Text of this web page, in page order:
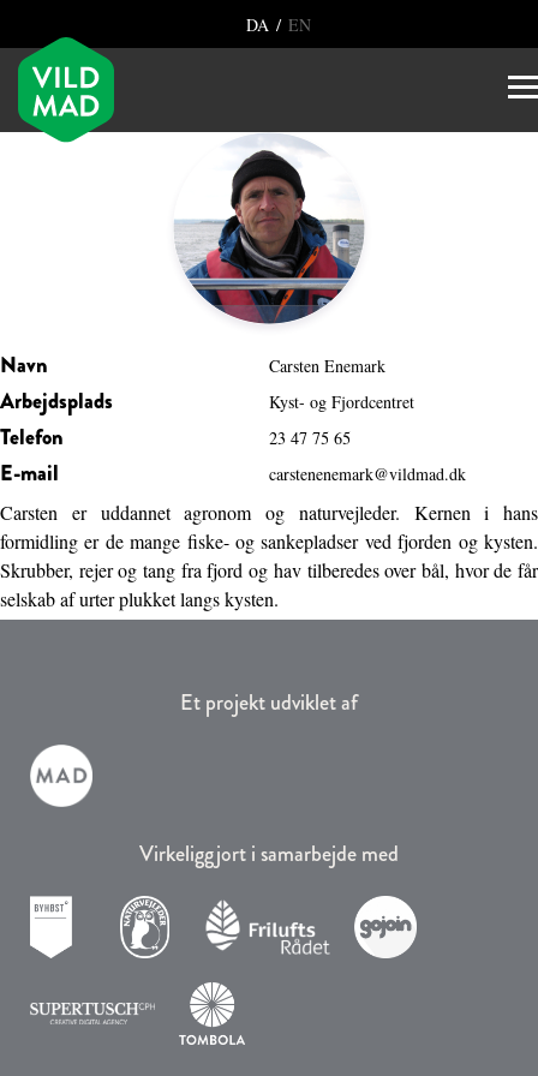
DA / EN
Navn Carsten Enemark
Arbejdsplads Kyst- og Fjordcentret
Telefon 23 47 75 65
E-mail carstenenemark@vildmad.dk
Carsten er uddannet agronom og naturvejleder. Kernen i hans
formidling er de mange fiske- og sankepladser ved fjorden og kysten.
Skrubber, rejer og tang fra fjord og hav tilberedes over bål, hvor de får
selskab af urter plukket langs kysten.
Et projekt udviklet af
Virkeliggjort i samarbejde med